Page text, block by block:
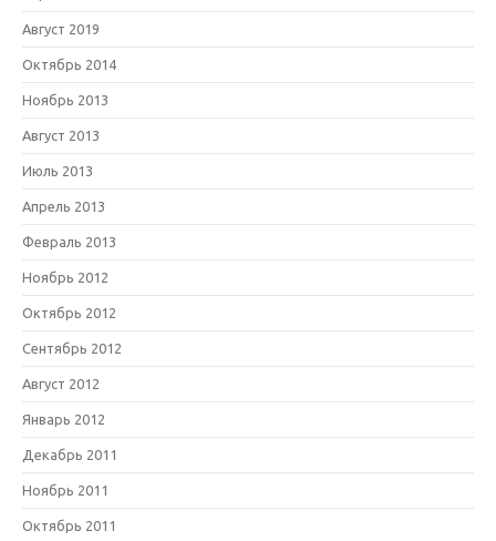
Август 2019
Октябрь 2014
Ноябрь 2013
Август 2013
Июль 2013
Апрель 2013
Февраль 2013
Ноябрь 2012
Октябрь 2012
Сентябрь 2012
Август 2012
Январь 2012
Декабрь 2011
Ноябрь 2011
Октябрь 2011